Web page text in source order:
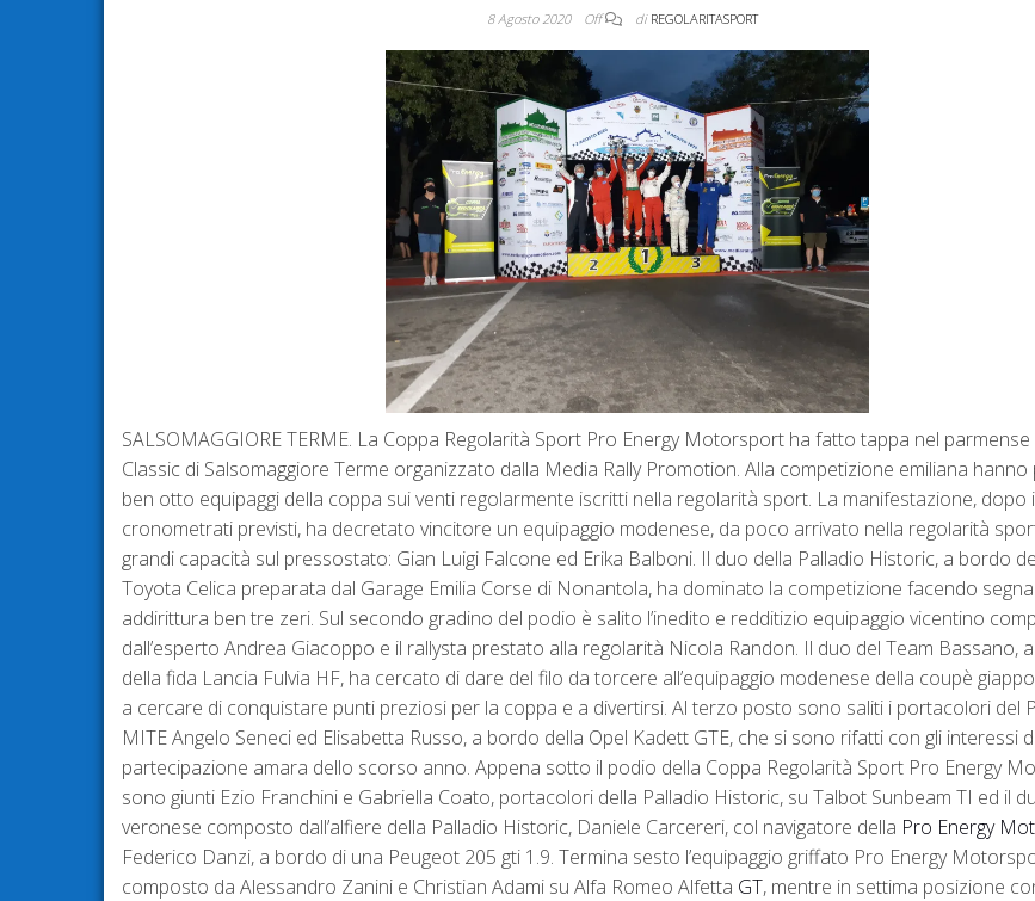
8 Agosto 2020 Off di REGOLARITASPORT
SALSOMAGGIORE TERME. La Coppa Regolarità Sport Pro Energy Motorsport ha fatto tappa nel parmense
Classic di Salsomaggiore Terme organizzato dalla Media Rally Promotion. Alla competizione emiliana
ben otto equipaggi della coppa sui venti regolarmente iscritti nella regolarità sport. La manifestazione, dopo
cronometrati previsti, ha decretato vincitore un equipaggio modenese, da poco arrivato nella regolarità
grandi capacità sul pressostato: Gian Luigi Falcone ed Erika Balboni. Il duo della Palladio Historic, a bordo
Toyota Celica preparata dal Garage Emilia Corse di Nonantola, ha dominato la competizione facendo
addirittura ben tre zeri. Sul secondo gradino del podio è salito l’inedito e redditizio equipaggio vicentino
dall’esperto Andrea Giacoppo e il rallysta prestato alla regolarità Nicola Randon. Il duo del Team Bassano,
della fida Lancia Fulvia HF, ha cercato di dare del filo da torcere all’equipaggio modenese della coupè
a cercare di conquistare punti preziosi per la coppa e a divertirsi. Al terzo posto sono saliti i portacolori del
MITE Angelo Seneci ed Elisabetta Russo, a bordo della Opel Kadett GTE, che si sono rifatti con gli interessi
partecipazione amara dello scorso anno. Appena sotto il podio della Coppa Regolarità Sport Pro Energy
sono giunti Ezio Franchini e Gabriella Coato, portacolori della Palladio Historic, su Talbot Sunbeam TI ed il
veronese composto dall’alfiere della Palladio Historic, Daniele Carcereri, col navigatore della Pro Energy
Federico Danzi, a bordo di una Peugeot 205 gti 1.9. Termina sesto l’equipaggio griffato Pro Energy
composto da Alessandro Zanini e Christian Adami su Alfa Romeo Alfetta GT, mentre in settima posizione